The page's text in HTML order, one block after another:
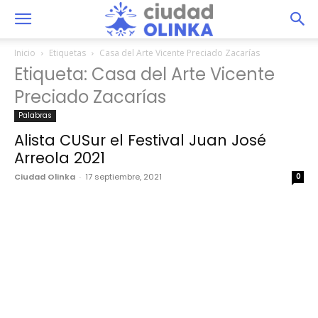
Inicio Etiquetas Casa del Arte Vicente Preciado Zacarías
Etiqueta: Casa del Arte Vicente
Preciado Zacarías
Palabras
Alista CUSur el Festival Juan José
Arreola 2021
Ciudad Olinka - 17 septiembre, 2021 0